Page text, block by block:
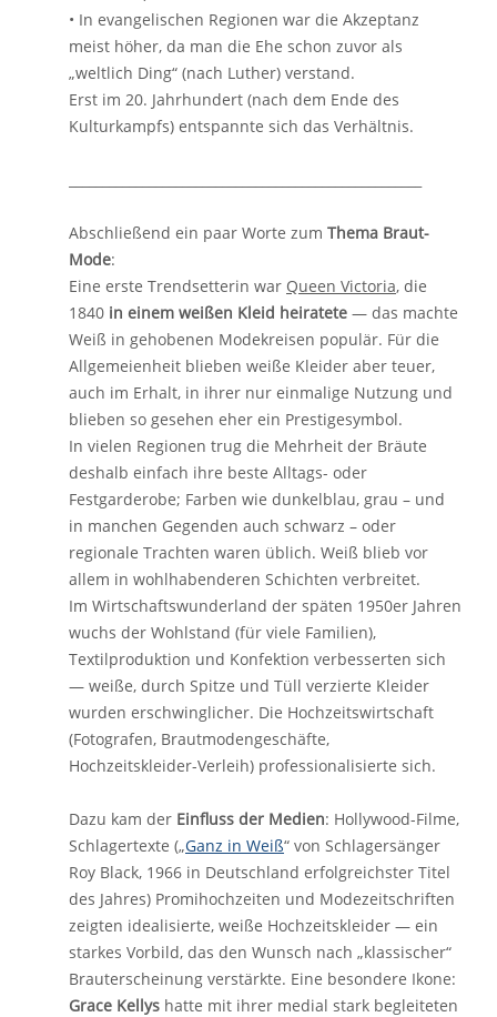
• In evangelischen Regionen war die Akzeptanz
meist höher, da man die Ehe schon zuvor als
„weltlich Ding“ (nach Luther) verstand.
Erst im 20. Jahrhundert (nach dem Ende des
Kulturkampfs) entspannte sich das Verhältnis.
Abschließend ein paar Worte zum Thema Braut-
Mode:
Eine erste Trendsetterin war Queen Victoria, die
1840 in einem weißen Kleid heiratete — das machte
Weiß in gehobenen Modekreisen populär. Für die
Allgemeienheit blieben weiße Kleider aber teuer,
auch im Erhalt, in ihrer nur einmalige Nutzung und
blieben so gesehen eher ein Prestigesymbol.
In vielen Regionen trug die Mehrheit der Bräute
deshalb einfach ihre beste Alltags- oder
Festgarderobe; Farben wie dunkelblau, grau – und
in manchen Gegenden auch schwarz – oder
regionale Trachten waren üblich. Weiß blieb vor
allem in wohlhabenderen Schichten verbreitet.
Im Wirtschaftswunderland der späten 1950er Jahren
wuchs der Wohlstand (für viele Familien),
Textilproduktion und Konfektion verbesserten sich
— weiße, durch Spitze und Tüll verzierte Kleider
wurden erschwinglicher. Die Hochzeitswirtschaft
(Fotografen, Brautmodengeschäfte,
Hochzeitskleider-Verleih) professionalisierte sich.
Dazu kam der Einfluss der Medien: Hollywood-Filme,
Schlagertexte („Ganz in Weiß“ von Schlagersänger
Roy Black, 1966 in Deutschland erfolgreichster Titel
des Jahres) Promihochzeiten und Modezeitschriften
zeigten idealisierte, weiße Hochzeitskleider — ein
starkes Vorbild, das den Wunsch nach „klassischer“
Brauterscheinung verstärkte. Eine besondere Ikone:
Grace Kellys hatte mit ihrer medial stark begleiteten